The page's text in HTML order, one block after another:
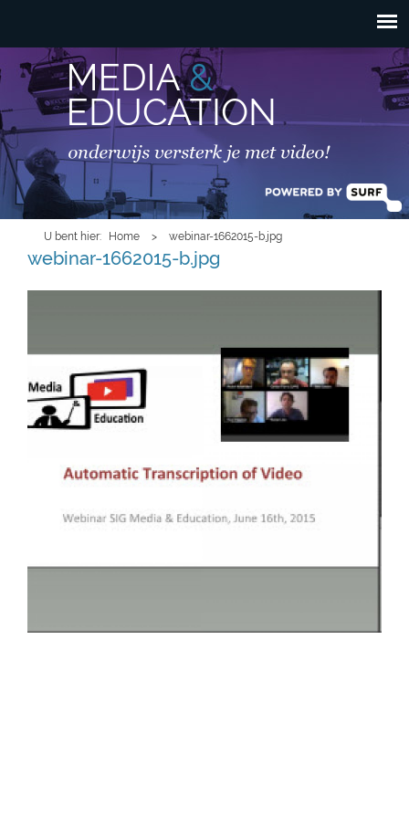
Overslaan en naar de
inhoud gaan
HOOFDMENU
U bent hier Home > webinar-1662015-b.jpg
webinar-1662015-b.jpg